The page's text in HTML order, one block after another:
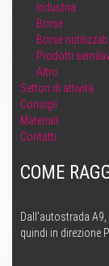
Industria
Borse
Borse
Prodotti
Altro
Settori di attività
Consigli
Materiali
Contatti
COME
Dall'autostrada
quindi in direzione